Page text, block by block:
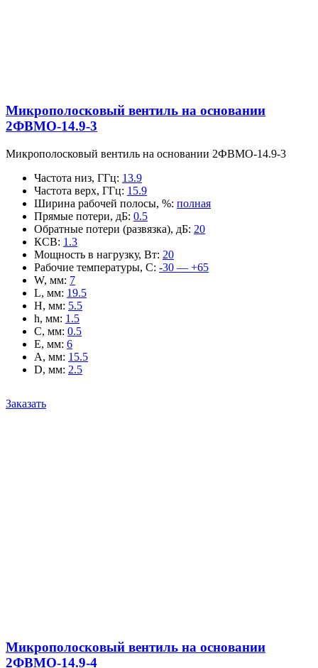
Микрополосковый вентиль на основании
2ФВМO-14.9-3
Микрополосковый вентиль на основании 2ФВМO-14.9-3
Частота низ, ГГц: 13.9
Частота верх, ГГц: 15.9
Ширина рабочей полосы, %: полная
Прямые потери, дБ: 0.5
Обратные потери (развязка), дБ: 20
КСВ: 1.3
Мощность в нагрузку, Вт: 20
Рабочие температуры, С: -30 — +65
W, мм: 7
L, мм: 19.5
H, мм: 5.5
h, мм: 1.5
C, мм: 0.5
E, мм: 6
A, мм: 15.5
D, мм: 2.5
Заказать
Микрополосковый вентиль на основании
2ФВМO-14.9-4